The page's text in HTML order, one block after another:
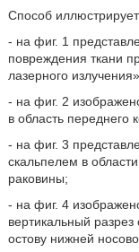
Способ
- на фиг. 1
повреждения ткани
лазерного
- на фиг. 2
в область переднего
- на фиг. 3
скальпелем в
раковины;
- на фиг. 4
вертикальный
остову нижней